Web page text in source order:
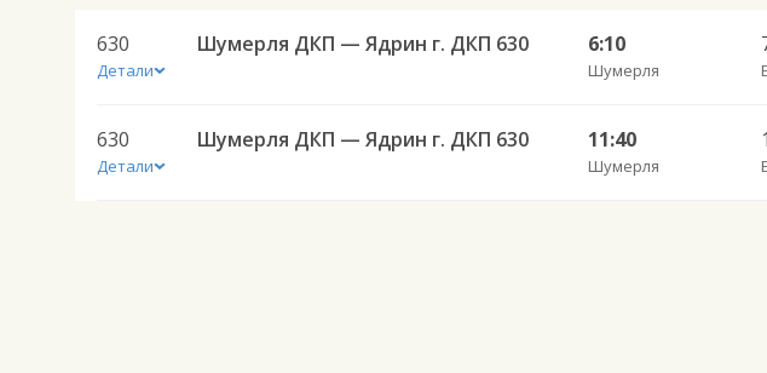
630
Детали
Шумерля ДКП — Ядрин г. ДКП 630 6:10
Шумерля
630
Детали
Шумерля ДКП — Ядрин г. ДКП 630 11:40
Шумерля